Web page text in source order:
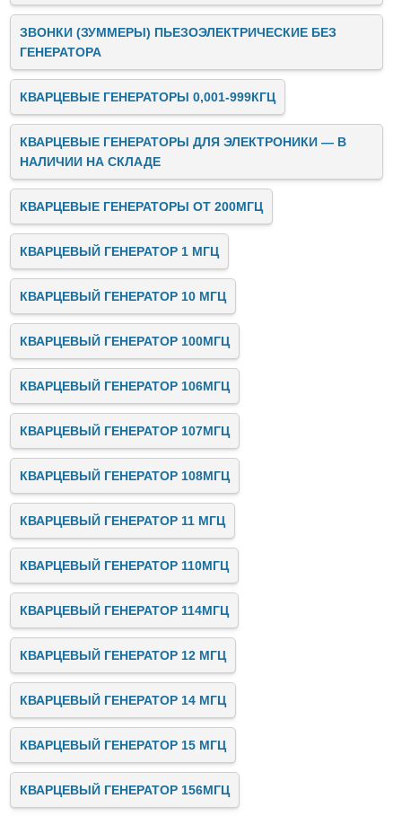
ЗВОНКИ (ЗУММЕРЫ) ПЬЕЗОЭЛЕКТРИЧЕСКИЕ БЕЗ
ГЕНЕРАТОРА
КВАРЦЕВЫЕ ГЕНЕРАТОРЫ 0,001-999КГЦ
КВАРЦЕВЫЕ ГЕНЕРАТОРЫ ДЛЯ ЭЛЕКТРОНИКИ — В
НАЛИЧИИ НА СКЛАДЕ
КВАРЦЕВЫЕ ГЕНЕРАТОРЫ ОТ 200МГЦ
КВАРЦЕВЫЙ ГЕНЕРАТОР 1 МГЦ
КВАРЦЕВЫЙ ГЕНЕРАТОР 10 МГЦ
КВАРЦЕВЫЙ ГЕНЕРАТОР 100МГЦ
КВАРЦЕВЫЙ ГЕНЕРАТОР 106МГЦ
КВАРЦЕВЫЙ ГЕНЕРАТОР 107МГЦ
КВАРЦЕВЫЙ ГЕНЕРАТОР 108МГЦ
КВАРЦЕВЫЙ ГЕНЕРАТОР 11 МГЦ
КВАРЦЕВЫЙ ГЕНЕРАТОР 110МГЦ
КВАРЦЕВЫЙ ГЕНЕРАТОР 114МГЦ
КВАРЦЕВЫЙ ГЕНЕРАТОР 12 МГЦ
КВАРЦЕВЫЙ ГЕНЕРАТОР 14 МГЦ
КВАРЦЕВЫЙ ГЕНЕРАТОР 15 МГЦ
КВАРЦЕВЫЙ ГЕНЕРАТОР 156МГЦ